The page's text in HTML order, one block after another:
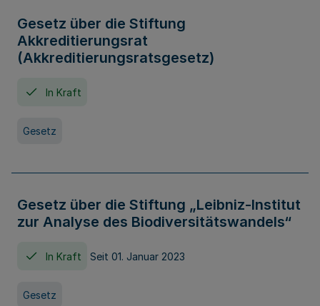
Gesetz über die Stiftung
Akkreditierungsrat
(Akkreditierungsratsgesetz)
In Kraft
Gesetz
Gesetz über die Stiftung „Leibniz-Institut
zur Analyse des Biodiversitätswandels“
In Kraft Seit 01. Januar 2023
Gesetz